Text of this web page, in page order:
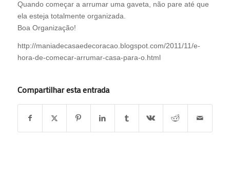
Quando começar a arrumar uma gaveta, não pare até que
ela esteja totalmente organizada.
Boa Organização!
http://maniadecasaedecoracao.blogspot.com/2011/11/e-
hora-de-comecar-arrumar-casa-para-o.html
Compartilhar esta entrada